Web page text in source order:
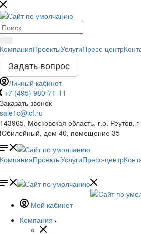
КомпанияПроектыУслугиПресс-центр
Задать вопрос
Личный кабинет
+7 (495) 980-71-11
Заказать звонок
sale1c@icf.ru
143965, Московская область, г.о. Реутов,
Юбилейный, дом 40, помещение 35
КомпанияПроектыУслугиПресс-центр
Мой кабинет
Компания